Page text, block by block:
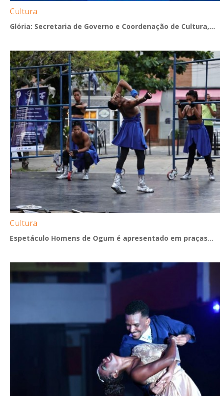
Cultura
Glória: Secretaria de Governo e Coordenação de Cultura,...
Cultura
Espetáculo Homens de Ogum é apresentado em praças...